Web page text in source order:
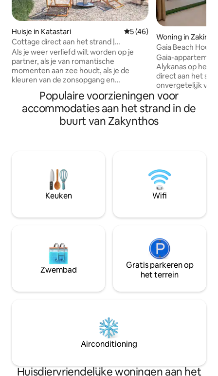
Huisje in Katastari Gemiddelde beoordeling
5 (46)
Cottage direct aan het strand |
Vounarakia Houses
Als je weer verliefd wilt worden op je
partner, als je van romantische
momenten aan zee houdt, als je de
kleuren van de zonsopgang en
zonsondergang bewondert, als je klaar
bent om het geluid van de zee je ziel te
laten behandelen, dan ben je hier aan
het juiste adres! Wil je nog meer weten
over de rust en stilte van deze plek?
maar onvergetelijke ervaringen. We
heten je van harte welkom.
Woning in
Gaia Beach House
Gaia-
Alykanas op het
direct aan het
onvergetelijk
is geschikt voor
of
slaapkamers,
badkamer en
uitgeruste
Zakynthos ligt 17
accommodatie.
Populaire voorzieningen voor
accommodaties aan het strand in de
buurt van Zakynthos
Keuken Wifi
Zwembad
Gratis parkeren op
het terrein
Airconditioning
Huisdiervriendelijke woningen aan het